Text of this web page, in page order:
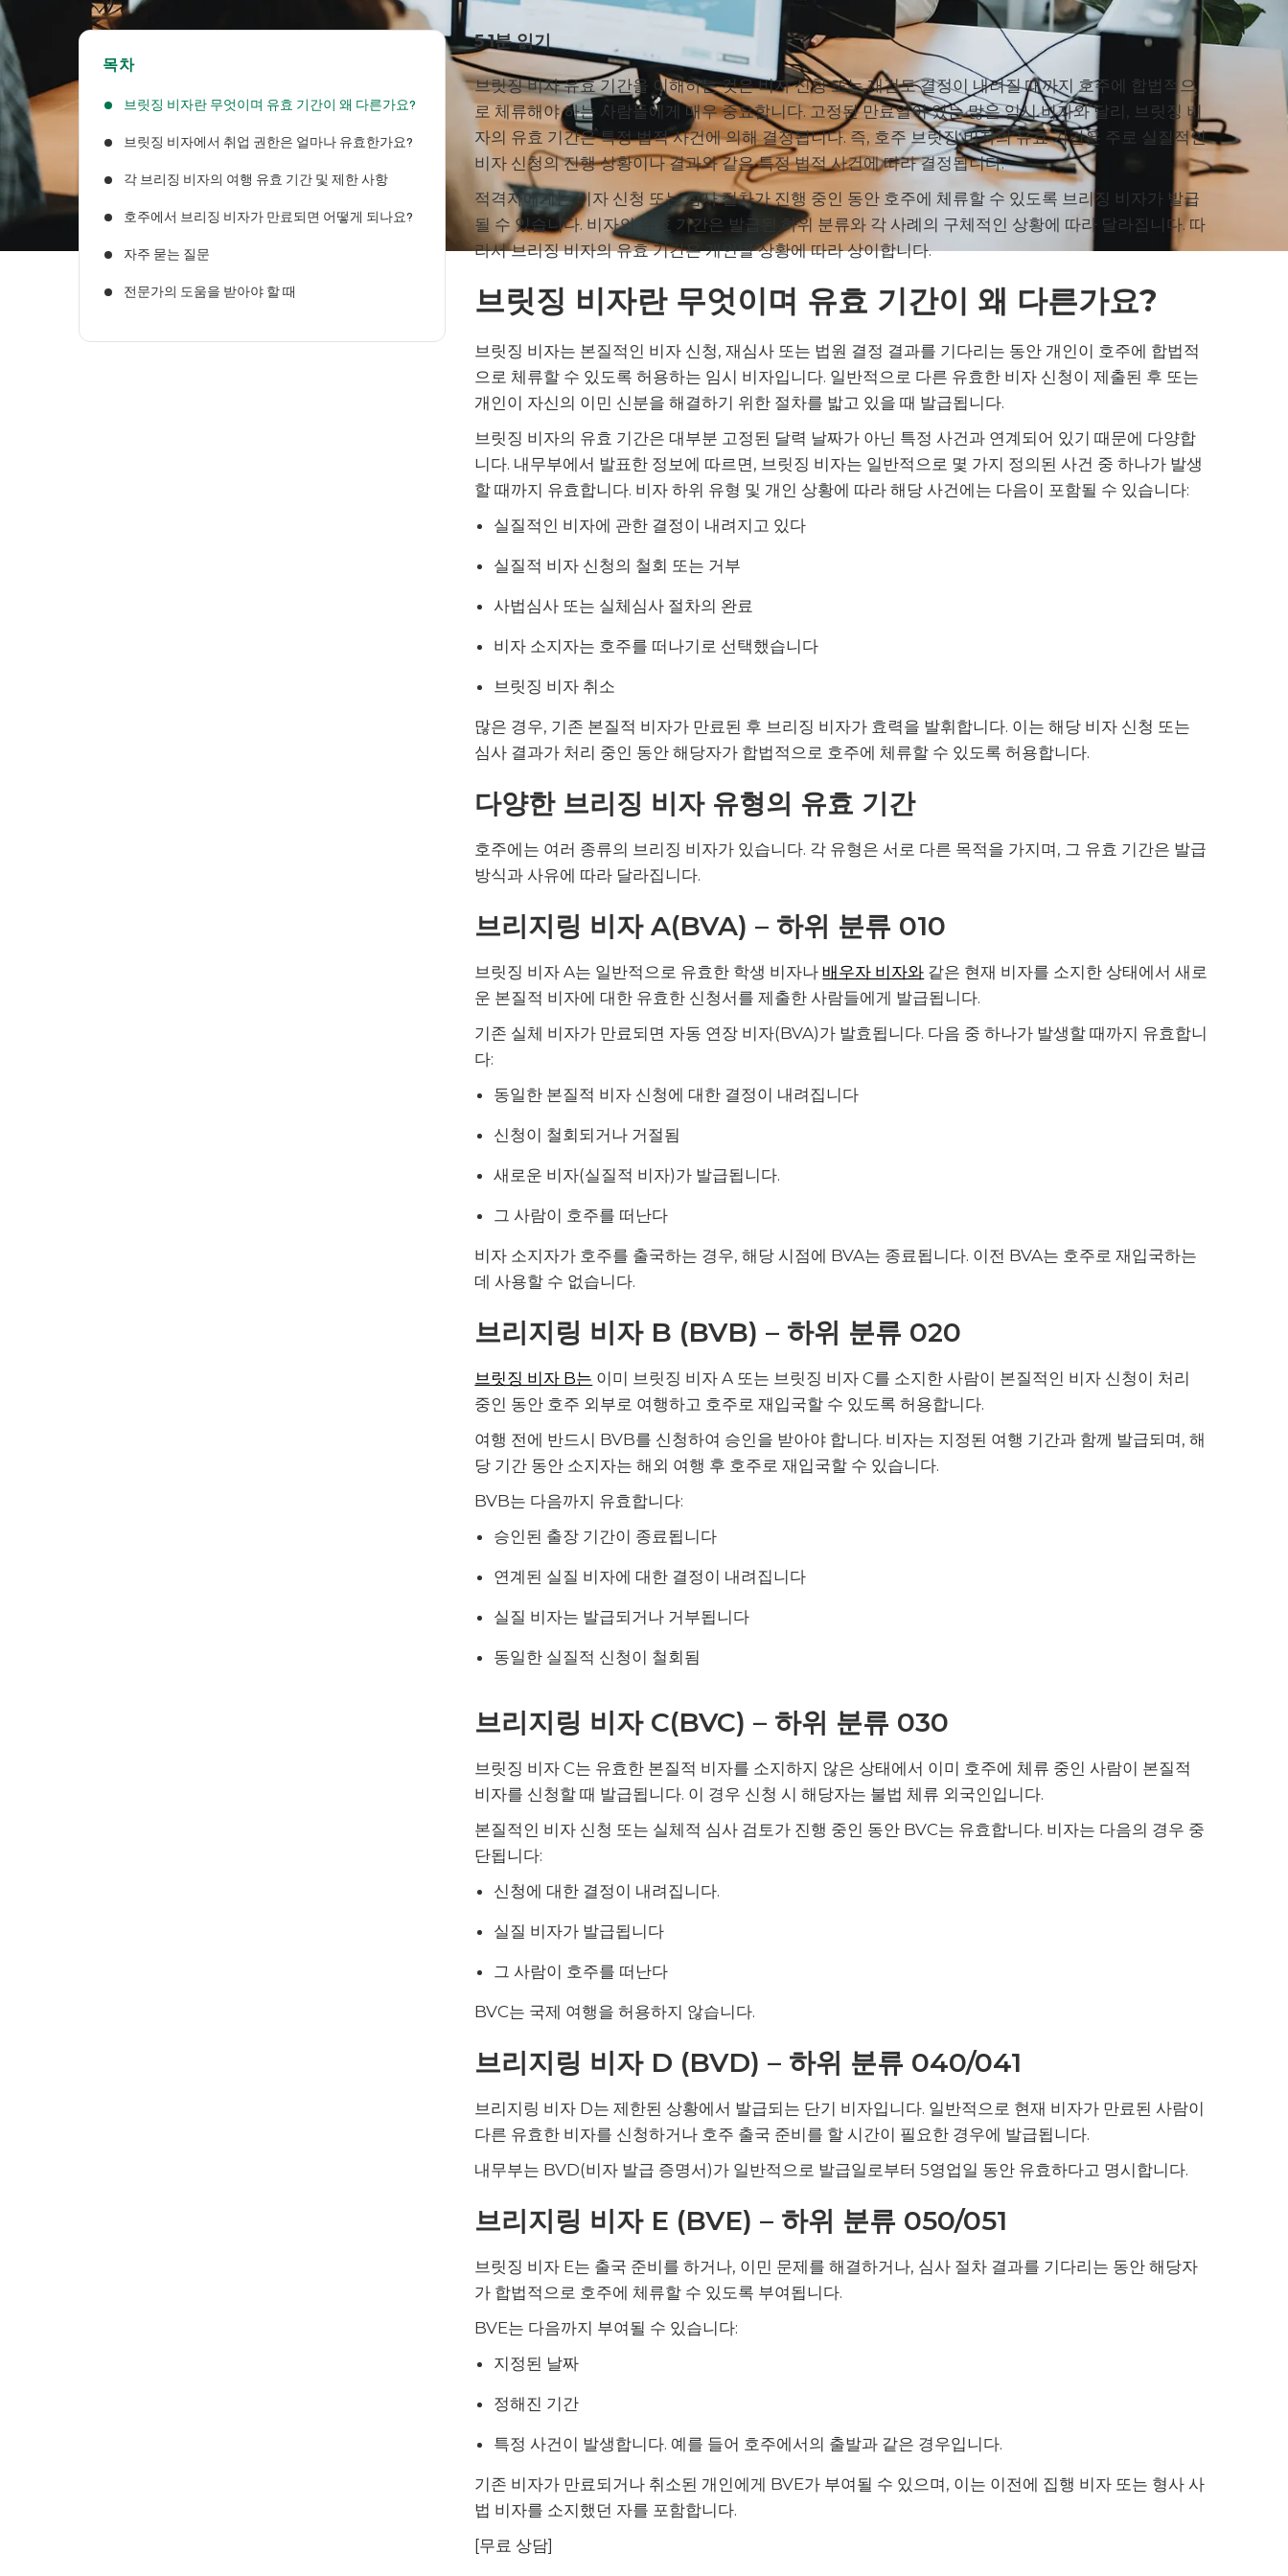
목차
브릿징 비자란 무엇이며 유효 기간이 왜 다른가요?
브릿징 비자에서 취업 권한은 얼마나 유효한가요?
각 브리징 비자의 여행 유효 기간 및 제한 사항
호주에서 브리징 비자가 만료되면 어떻게 되나요?
자주 묻는 질문
전문가의 도움을 받아야 할 때
51분 읽기
브릿징 비자 유효 기간을 이해하는 것은 비자 신청 또는 재검토 결정이 내려질 때까지 호주에 합법적으
로 체류해야 하는 사람들에게 매우 중요합니다. 고정된 만료일이 있는 많은 임시 비자와 달리, 브릿징 비
자의 유효 기간은 특정 법적 사건에 의해 결정됩니다. 즉, 호주 브릿징 비자의 유효 기간은 주로 실질적인
비자 신청의 진행 상황이나 결과와 같은 특정 법적 사건에 따라 결정됩니다.
적격자에게는 비자 신청 또는 심사 절차가 진행 중인 동안 호주에 체류할 수 있도록 브리징 비자가 발급
될 수 있습니다. 비자의 유효 기간은 발급된 하위 분류와 각 사례의 구체적인 상황에 따라 달라집니다. 따
라서 브리징 비자의 유효 기간은 개인별 상황에 따라 상이합니다.
브릿징 비자란 무엇이며 유효 기간이 왜 다른가요?
브릿징 비자는 본질적인 비자 신청, 재심사 또는 법원 결정 결과를 기다리는 동안 개인이 호주에 합법적
으로 체류할 수 있도록 허용하는 임시 비자입니다. 일반적으로 다른 유효한 비자 신청이 제출된 후 또는
개인이 자신의 이민 신분을 해결하기 위한 절차를 밟고 있을 때 발급됩니다.
브릿징 비자의 유효 기간은 대부분 고정된 달력 날짜가 아닌 특정 사건과 연계되어 있기 때문에 다양합
니다. 내무부에서 발표한 정보에 따르면, 브릿징 비자는 일반적으로 몇 가지 정의된 사건 중 하나가 발생
할 때까지 유효합니다. 비자 하위 유형 및 개인 상황에 따라 해당 사건에는 다음이 포함될 수 있습니다:
실질적인 비자에 관한 결정이 내려지고 있다
실질적 비자 신청의 철회 또는 거부
사법심사 또는 실체심사 절차의 완료
비자 소지자는 호주를 떠나기로 선택했습니다
브릿징 비자 취소
많은 경우, 기존 본질적 비자가 만료된 후 브리징 비자가 효력을 발휘합니다. 이는 해당 비자 신청 또는
심사 결과가 처리 중인 동안 해당자가 합법적으로 호주에 체류할 수 있도록 허용합니다.
다양한 브리징 비자 유형의 유효 기간
호주에는 여러 종류의 브리징 비자가 있습니다. 각 유형은 서로 다른 목적을 가지며, 그 유효 기간은 발급
방식과 사유에 따라 달라집니다.
브리지링 비자 A(BVA) – 하위 분류 010
브릿징 비자 A는 일반적으로 유효한 학생 비자나 배우자 비자와 같은 현재 비자를 소지한 상태에서 새로
운 본질적 비자에 대한 유효한 신청서를 제출한 사람들에게 발급됩니다.
기존 실체 비자가 만료되면 자동 연장 비자(BVA)가 발효됩니다. 다음 중 하나가 발생할 때까지 유효합니
다:
동일한 본질적 비자 신청에 대한 결정이 내려집니다
신청이 철회되거나 거절됨
새로운 비자(실질적 비자)가 발급됩니다.
그 사람이 호주를 떠난다
비자 소지자가 호주를 출국하는 경우, 해당 시점에 BVA는 종료됩니다. 이전 BVA는 호주로 재입국하는
데 사용할 수 없습니다.
브리지링 비자 B (BVB) – 하위 분류 020
브릿징 비자 B는 이미 브릿징 비자 A 또는 브릿징 비자 C를 소지한 사람이 본질적인 비자 신청이 처리
중인 동안 호주 외부로 여행하고 호주로 재입국할 수 있도록 허용합니다.
여행 전에 반드시 BVB를 신청하여 승인을 받아야 합니다. 비자는 지정된 여행 기간과 함께 발급되며, 해
당 기간 동안 소지자는 해외 여행 후 호주로 재입국할 수 있습니다.
BVB는 다음까지 유효합니다:
승인된 출장 기간이 종료됩니다
연계된 실질 비자에 대한 결정이 내려집니다
실질 비자는 발급되거나 거부됩니다
동일한 실질적 신청이 철회됨
브리지링 비자 C(BVC) – 하위 분류 030
브릿징 비자 C는 유효한 본질적 비자를 소지하지 않은 상태에서 이미 호주에 체류 중인 사람이 본질적
비자를 신청할 때 발급됩니다. 이 경우 신청 시 해당자는 불법 체류 외국인입니다.
본질적인 비자 신청 또는 실체적 심사 검토가 진행 중인 동안 BVC는 유효합니다. 비자는 다음의 경우 중
단됩니다:
신청에 대한 결정이 내려집니다.
실질 비자가 발급됩니다
그 사람이 호주를 떠난다
BVC는 국제 여행을 허용하지 않습니다.
브리지링 비자 D (BVD) – 하위 분류 040/041
브리지링 비자 D는 제한된 상황에서 발급되는 단기 비자입니다. 일반적으로 현재 비자가 만료된 사람이
다른 유효한 비자를 신청하거나 호주 출국 준비를 할 시간이 필요한 경우에 발급됩니다.
내무부는 BVD(비자 발급 증명서)가 일반적으로 발급일로부터 5영업일 동안 유효하다고 명시합니다.
브리지링 비자 E (BVE) – 하위 분류 050/051
브릿징 비자 E는 출국 준비를 하거나, 이민 문제를 해결하거나, 심사 절차 결과를 기다리는 동안 해당자
가 합법적으로 호주에 체류할 수 있도록 부여됩니다.
BVE는 다음까지 부여될 수 있습니다:
지정된 날짜
정해진 기간
특정 사건이 발생합니다. 예를 들어 호주에서의 출발과 같은 경우입니다.
기존 비자가 만료되거나 취소된 개인에게 BVE가 부여될 수 있으며, 이는 이전에 집행 비자 또는 형사 사
법 비자를 소지했던 자를 포함합니다.
[무료 상담]